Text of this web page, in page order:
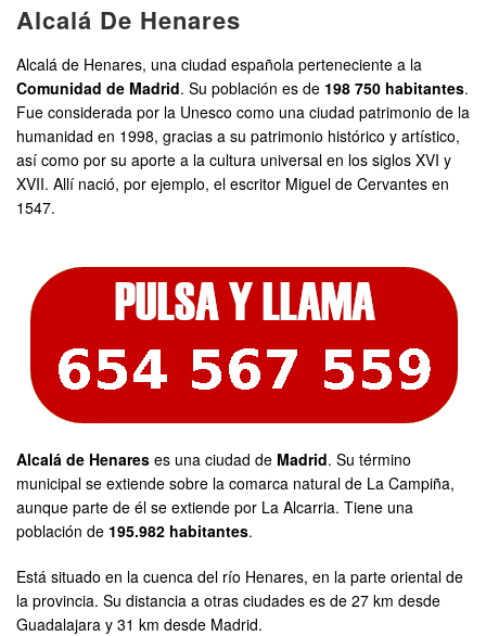
Alcalá De Henares
Alcalá de Henares, una ciudad española perteneciente a la
Comunidad de Madrid. Su población es de 198 750 habitantes.
Fue considerada por la Unesco como una ciudad patrimonio de la
humanidad en 1998, gracias a su patrimonio histórico y artístico,
así como por su aporte a la cultura universal en los siglos XVI y
XVII. Allí nació, por ejemplo, el escritor Miguel de Cervantes en
1547.
Alcalá de Henares es una ciudad de Madrid. Su término
municipal se extiende sobre la comarca natural de La Campiña,
aunque parte de él se extiende por La Alcarria. Tiene una
población de 195.982 habitantes.
Está situado en la cuenca del río Henares, en la parte oriental de
la provincia. Su distancia a otras ciudades es de 27 km desde
Guadalajara y 31 km desde Madrid.